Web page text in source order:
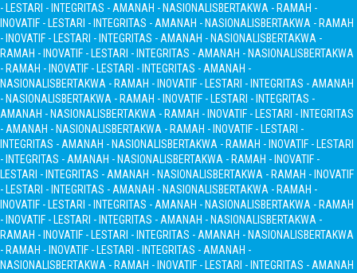
- LESTARI - INTEGRITAS - AMANAH - NASIONALISBERTAKWA - RAMAH -
INOVATIF - LESTARI - INTEGRITAS - AMANAH - NASIONALISBERTAKWA - RAMAH
- INOVATIF - LESTARI - INTEGRITAS - AMANAH - NASIONALISBERTAKWA -
RAMAH - INOVATIF - LESTARI - INTEGRITAS - AMANAH - NASIONALISBERTAKWA
- RAMAH - INOVATIF - LESTARI - INTEGRITAS - AMANAH -
NASIONALISBERTAKWA - RAMAH - INOVATIF - LESTARI - INTEGRITAS - AMANAH
- NASIONALISBERTAKWA - RAMAH - INOVATIF - LESTARI - INTEGRITAS -
AMANAH - NASIONALISBERTAKWA - RAMAH - INOVATIF - LESTARI - INTEGRITAS
- AMANAH - NASIONALISBERTAKWA - RAMAH - INOVATIF - LESTARI -
INTEGRITAS - AMANAH - NASIONALISBERTAKWA - RAMAH - INOVATIF - LESTARI
- INTEGRITAS - AMANAH - NASIONALISBERTAKWA - RAMAH - INOVATIF -
LESTARI - INTEGRITAS - AMANAH - NASIONALISBERTAKWA - RAMAH - INOVATIF
- LESTARI - INTEGRITAS - AMANAH - NASIONALISBERTAKWA - RAMAH -
INOVATIF - LESTARI - INTEGRITAS - AMANAH - NASIONALISBERTAKWA - RAMAH
- INOVATIF - LESTARI - INTEGRITAS - AMANAH - NASIONALISBERTAKWA -
RAMAH - INOVATIF - LESTARI - INTEGRITAS - AMANAH - NASIONALISBERTAKWA
- RAMAH - INOVATIF - LESTARI - INTEGRITAS - AMANAH -
NASIONALISBERTAKWA - RAMAH - INOVATIF - LESTARI - INTEGRITAS - AMANAH